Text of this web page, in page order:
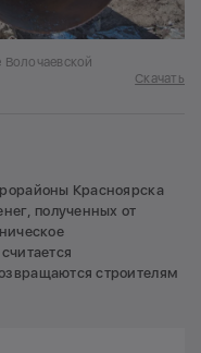
Скачать
Красноярска
полученных от
строителям